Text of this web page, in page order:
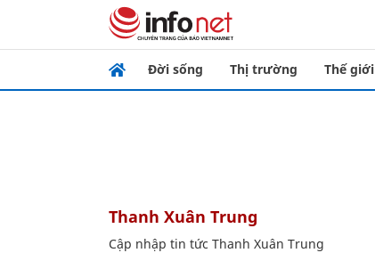
Đời sống Thị trường Thế giới
Thanh Xuân Trung
Cập nhập tin tức Thanh Xuân Trung